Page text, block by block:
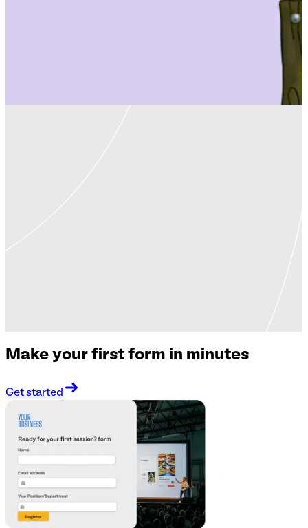
Make your first form in minutes
Get started